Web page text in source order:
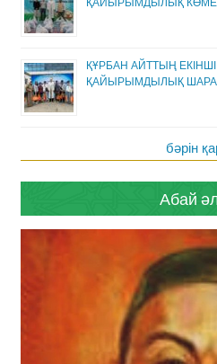
ҚҰРБАН АЙТТЫҢ ЕКІНШІ
ҚАЙЫРЫМДЫЛЫҚ
бәрін
Абай